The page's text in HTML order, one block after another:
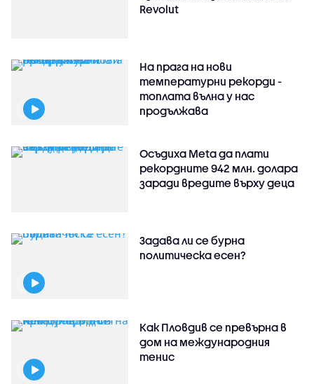
Revolut
На прага на нови
температурни рекорди -
топлата вълна у нас
продължава
Осъдиха Meta да плати
рекордните 942 млн. долара
заради вредите върху деца
Задава ли се бурна
политическа есен?
Как Пловдив се превърна в
дом на международния
тенис